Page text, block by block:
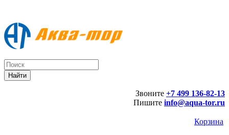
Звоните +7 499 136-82-13
Пишите info@aqua-tor.ru
Корзина